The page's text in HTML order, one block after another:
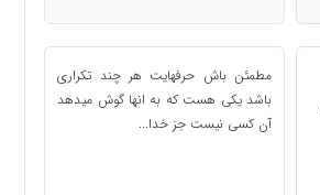
مطمئن باش حرفهایت هر چند تکراری
باشد یکی هست که به انها گوش میدهد
آن کسی نیست جز خدا...